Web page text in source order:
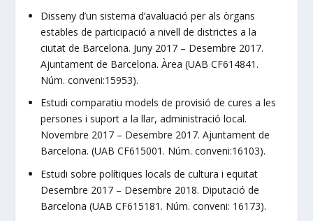
Disseny d’un sistema d’avaluació per als òrgans
estables de participació a nivell de districtes a la
ciutat de Barcelona. Juny 2017 – Desembre 2017.
Ajuntament de Barcelona. Àrea (UAB CF614841.
Núm. conveni:15953).
Estudi comparatiu models de provisió de cures a les
persones i suport a la llar, administració local.
Novembre 2017 – Desembre 2017. Ajuntament de
Barcelona. (UAB CF615001. Núm. conveni:16103).
Estudi sobre polítiques locals de cultura i equitat
Desembre 2017 – Desembre 2018. Diputació de
Barcelona (UAB CF615181. Núm. conveni: 16173).